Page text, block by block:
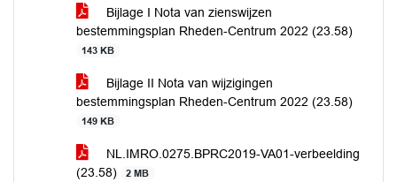
Bijlage I Nota van zienswijzen
bestemmingsplan Rheden-Centrum 2022 (23.58)
143 KB
Bijlage II Nota van wijzigingen
bestemmingsplan Rheden-Centrum 2022 (23.58)
149 KB
NL.IMRO.0275.BPRC2019-VA01-verbeelding
(23.58)
2 MB